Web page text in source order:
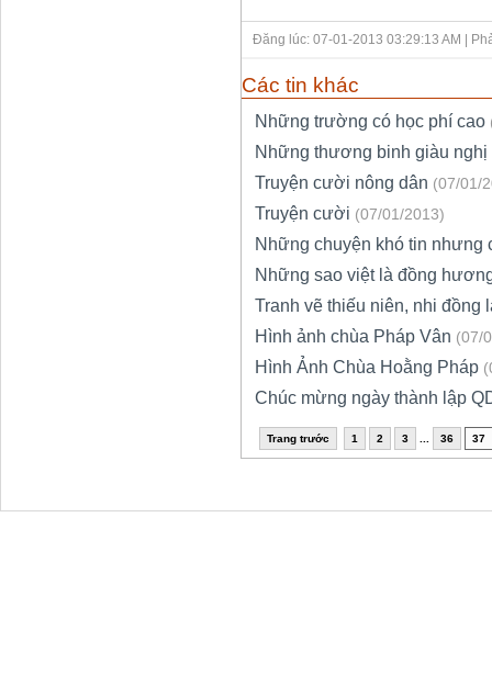
Đăng lúc: 07-01-2013 03:29:13 AM |
Các tin khác
Những trường có học phí cao
Những thương binh giàu
Truyện cười nông dân (07/01/
Truyện cười (07/01/2013)
Những chuyện khó tin nhưng
Những sao việt là đồng
Tranh vẽ thiếu niên, nhi đồng
Hình ảnh chùa Pháp Vân (07/
Hình Ảnh Chùa Hoằng Pháp
Chúc mừng ngày thành lập
Trang trước 1 2 3 36 37